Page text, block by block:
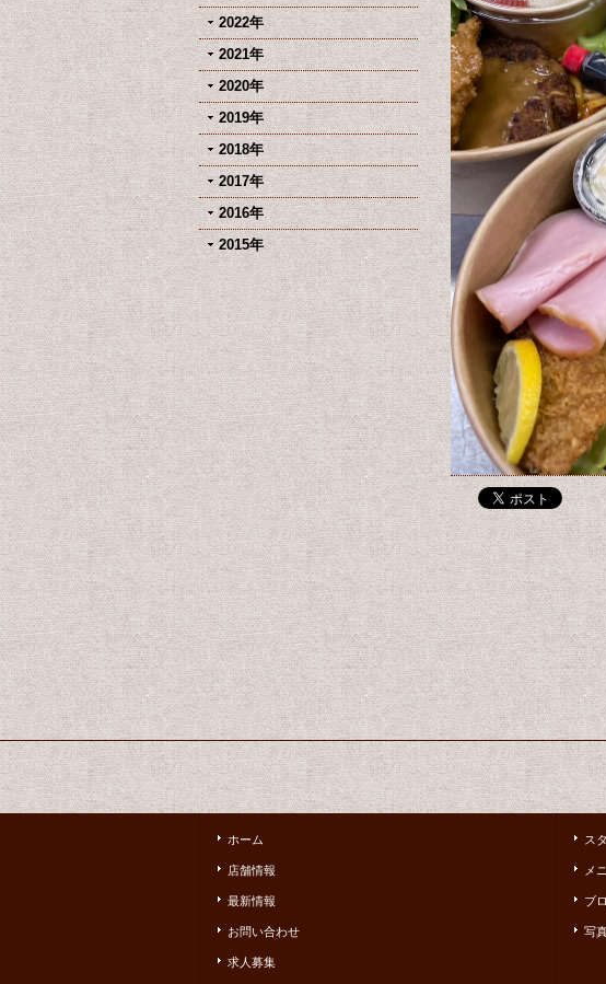
2022年
2021年
2020年
2019年
2018年
2017年
2016年
2015年
ホーム
店舗情報
最新情報
お問い合わせ
求人募集
ス
メ
ブ
写